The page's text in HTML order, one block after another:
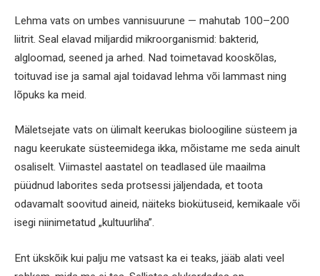
Lehma vats on umbes vannisuurune — mahutab 100–200
liitrit. Seal elavad miljardid mikroorganismid: bakterid,
algloomad, seened ja arhed. Nad toimetavad kooskõlas,
toituvad ise ja samal ajal toidavad lehma või lammast ning
lõpuks ka meid.
Mäletsejate vats on ülimalt keerukas bioloogiline süsteem ja
nagu keerukate süsteemidega ikka, mõistame me seda ainult
osaliselt. Viimastel aastatel on teadlased üle maailma
püüdnud laborites seda protsessi jäljendada, et toota
odavamalt soovitud aineid, näiteks biokütuseid, kemikaale või
isegi niinimetatud „kultuurliha”.
Ent ükskõik kui palju me vatsast ka ei teaks, jääb alati veel